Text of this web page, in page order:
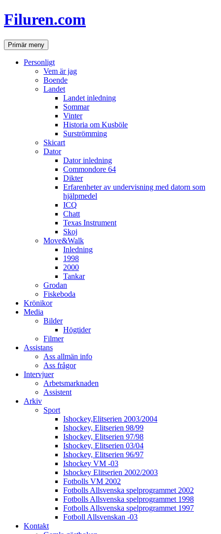
Hoppa
till
Filuren.com
SökPrimär meny
Personligt
Vem är jag
Boende
Landet
Landet inledning
Sommar
Vinter
Historia om Kusböle
Surströmming
Skicart
Dator
Dator inledning
Commondore 64
Dikter
Erfarenheter av undervisning med datorn som
hjälpmedel
ICQ
Chatt
Texas Instrument
Skoj
Move&Walk
Inledning
1998
2000
Tankar
Grodan
Fiskeboda
Krönikor
Media
Bilder
Högtider
Filmer
Assistans
Ass allmän info
Ass frågor
Intervjuer
Arbetsmarknaden
Assistent
Arkiv
Sport
Ishockey,Elitserien 2003/2004
Ishockey, Elitserien 98/99
Ishockey, Elitserien 97/98
Ishockey, Elitserien 03/04
Ishockey, Elitserien 96/97
Ishockey VM -03
Ishockey Elitserien 2002/2003
Fotbolls VM 2002
Fotbolls Allsvenska spelprogrammet 2002
Fotbolls Allsvenska spelprogrammet 1998
Fotbolls Allsvenska spelprogrammet 1997
Fotboll Allsvenskan -03
Kontakt